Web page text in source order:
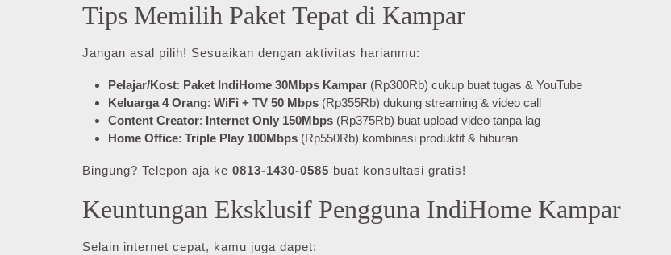
Tips Memilih Paket Tepat di Kampar
Jangan asal pilih! Sesuaikan dengan aktivitas harianmu:
Pelajar/Kost: Paket IndiHome 30Mbps Kampar (Rp300Rb) cukup buat tugas & YouTube
Keluarga 4 Orang: WiFi + TV 50 Mbps (Rp355Rb) dukung streaming & video call
Content Creator: Internet Only 150Mbps (Rp375Rb) buat upload video tanpa lag
Home Office: Triple Play 100Mbps (Rp550Rb) kombinasi produktif & hiburan
Bingung? Telepon aja ke 0813-1430-0585 buat konsultasi gratis!
Keuntungan Eksklusif Pengguna IndiHome Kampar
Selain internet cepat, kamu juga dapet: